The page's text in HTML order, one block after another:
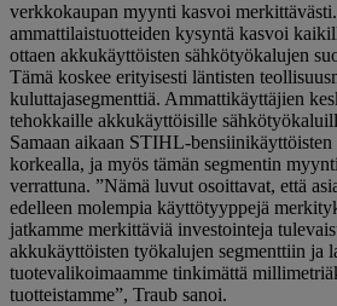
verkkokaupan myynti kasvoi
ammattilaistuotteiden kysyntä kasvoi
ottaen akkukäyttöisten sähkötyökalujen
Tämä koskee erityisesti läntisten
kuluttajasegmenttiä. Ammattikäyttäjien
tehokkaille akkukäyttöisille
Samaan aikaan STIHL-
korkealla, ja myös tämän segmentin
verrattuna. ”Nämä luvut osoittavat, että
edelleen molempia käyttötyyppejä
jatkamme merkittäviä investointeja
akkukäyttöisten työkalujen segmenttiin ja
tuotevalikoimaamme tinkimättä
tuotteistamme”, Traub sanoi.